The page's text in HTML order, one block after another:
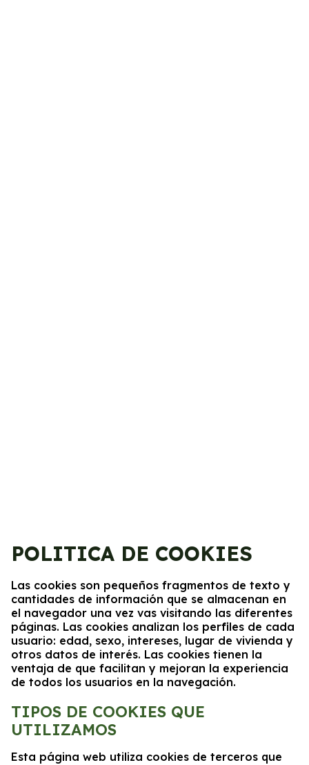
POLITICA DE COOKIES
Las cookies son pequeños fragmentos de texto y
cantidades de información que se almacenan en
el navegador una vez vas visitando las diferentes
páginas. Las cookies analizan los perfiles de cada
usuario: edad, sexo, intereses, lugar de vivienda y
otros datos de interés. Las cookies tienen la
ventaja de que facilitan y mejoran la experiencia
de todos los usuarios en la navegación.
TIPOS DE COOKIES QUE
UTILIZAMOS
Esta página web utiliza cookies de terceros que